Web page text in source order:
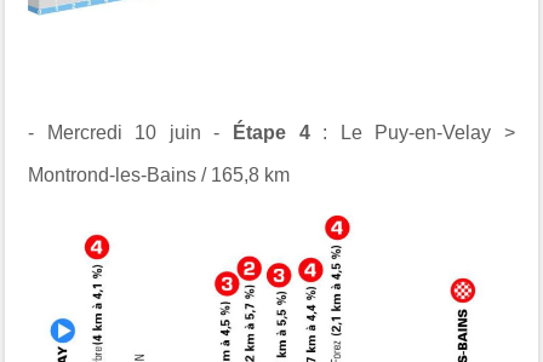
- Mercredi 10 juin - Étape 4: Le Puy-en-Velay >
Montrond-les-Bains / 165,8 km